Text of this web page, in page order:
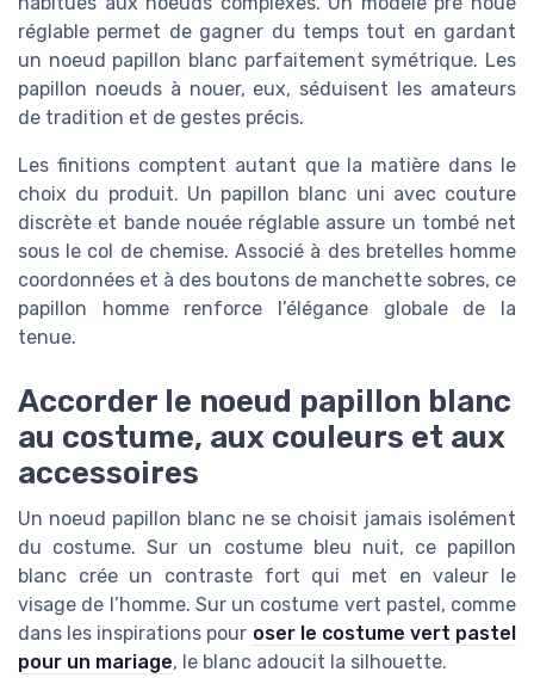
réglable permet de gagner du temps tout en gardant
un noeud papillon blanc parfaitement symétrique. Les
papillon noeuds à nouer, eux, séduisent les amateurs
de tradition et de gestes précis.
Les finitions comptent autant que la matière dans le
choix du produit. Un papillon blanc uni avec couture
discrète et bande nouée réglable assure un tombé net
sous le col de chemise. Associé à des bretelles homme
coordonnées et à des boutons de manchette sobres, ce
papillon homme renforce l’élégance globale de la
tenue.
Accorder le noeud papillon blanc
au costume, aux couleurs et aux
accessoires
Un noeud papillon blanc ne se choisit jamais isolément
du costume. Sur un costume bleu nuit, ce papillon
blanc crée un contraste fort qui met en valeur le
visage de l’homme. Sur un costume vert pastel, comme
dans les inspirations pour oser le costume vert pastel
pour un mariage, le blanc adoucit la silhouette.